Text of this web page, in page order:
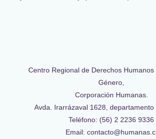
Centro Regional de Derechos Humanos
Género,
Corporación Humanas.
Avda. Irarrázaval 1628, departamento
Teléfono: (56) 2 2236 9336
Email: